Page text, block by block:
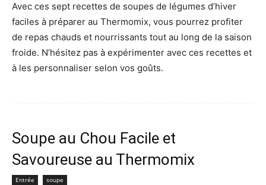
Avec ces sept recettes de soupes de légumes d’hiver
faciles à préparer au Thermomix, vous pourrez profiter
de repas chauds et nourrissants tout au long de la saison
froide. N’hésitez pas à expérimenter avec ces recettes et
à les personnaliser selon vos goûts.
Soupe au Chou Facile et
Savoureuse au Thermomix
Entrée soupe